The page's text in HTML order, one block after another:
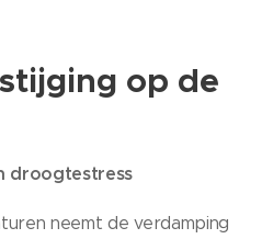
op de
droogtestress
neemt de verdamping